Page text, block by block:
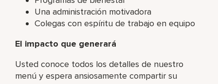
Una administración motivadora
Colegas con espíritu de trabajo en equipo
El impacto que generará
Usted conoce todos los detalles de nuestro
menú y espera ansiosamente compartir su